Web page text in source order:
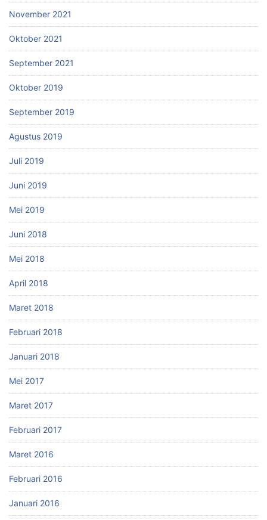
November 2021
Oktober 2021
September 2021
Oktober 2019
September 2019
Agustus 2019
Juli 2019
Juni 2019
Mei 2019
Juni 2018
Mei 2018
April 2018
Maret 2018
Februari 2018
Januari 2018
Mei 2017
Maret 2017
Februari 2017
Maret 2016
Februari 2016
Januari 2016